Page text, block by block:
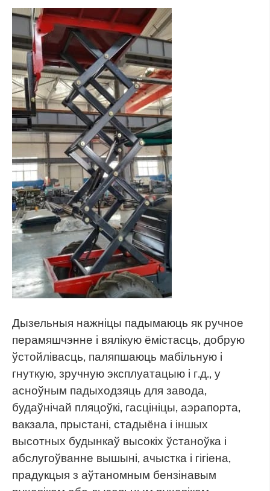
Дызельныя нажніцы падымаюць як ручное
перамяшчэнне і вялікую ёмістасць, добрую
ўстойлівасць, паляпшаюць мабільную і
гнуткую, зручную эксплуатацыю і г.д., у
асноўным падыходзяць для завода,
будаўнічай пляцоўкі, гасцініцы, аэрапорта,
вакзала, прыстані, стадыёна і іншых
высотных будынкаў высокіх ўстаноўка і
абслугоўванне вышыні, ачыстка і гігіена,
прадукцыя з аўтаномным бензінавым